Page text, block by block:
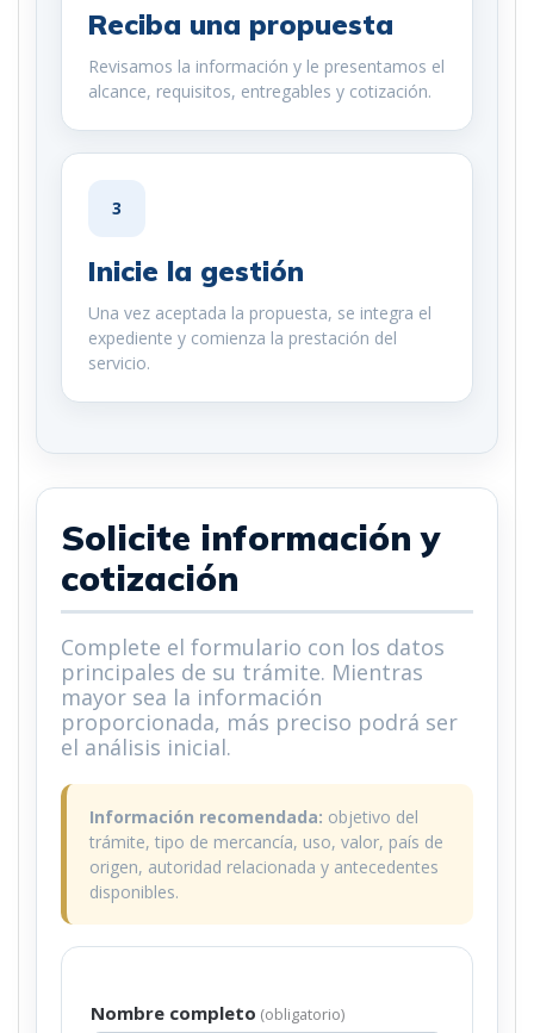
Reciba una propuesta
Revisamos la información y le presentamos el
alcance, requisitos, entregables y cotización.
3
Inicie la gestión
Una vez aceptada la propuesta, se integra el
expediente y comienza la prestación del
servicio.
Solicite información y
cotización
Complete el formulario con los datos
principales de su trámite. Mientras
mayor sea la información
proporcionada, más preciso podrá ser
el análisis inicial.
Información recomendada: objetivo del
trámite, tipo de mercancía, uso, valor, país de
origen, autoridad relacionada y antecedentes
disponibles.
Nombre completo (obligatorio)